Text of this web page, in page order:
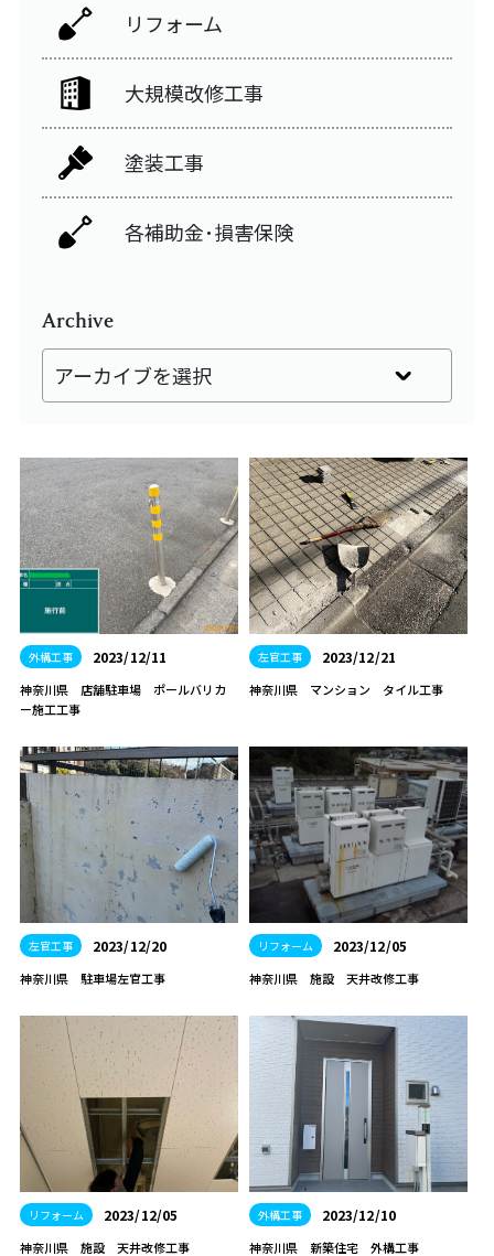
リフォーム
大規模改修工事
塗装工事
各補助金･損害保険
Archive
アーカイブを選択
外構工事 2023/12/11
神奈川県 店舗駐車場 ポールバリカ
ー施工工事
左官工事 2023/12/21
神奈川県 マンション タイル工事
左官工事 2023/12/20
神奈川県 駐車場左官工事
リフォーム 2023/12/05
神奈川県 施設 天井改修工事
リフォーム 2023/12/05
神奈川県 施設 天井改修工事
外構工事 2023/12/10
神奈川県 新築住宅 外構工事